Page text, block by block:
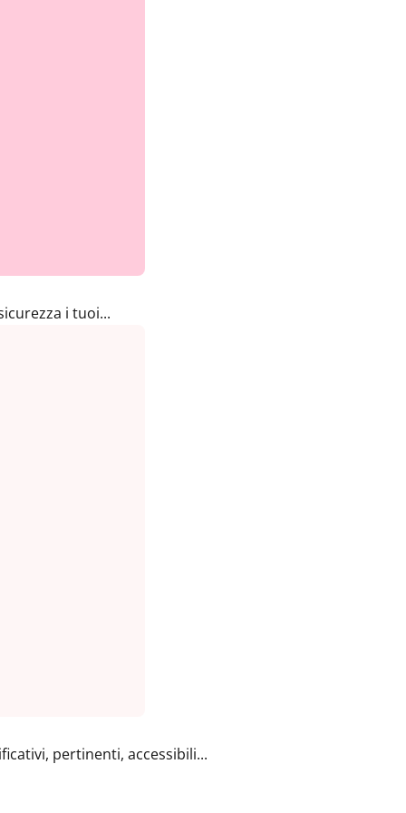
i tuoi...
pertinenti, accessibili...